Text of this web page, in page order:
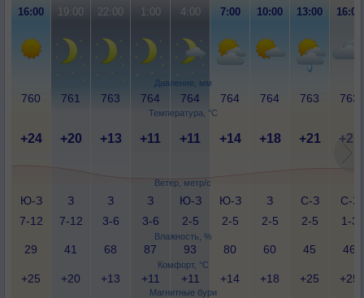
Давление, мм
Температура, °C
Ветер, метр/с
Влажность, %
Комфорт, °C
Магнитные бури
16:00 19:00 22:00 1:00 4:00 7:00 10:00 13:00 16:00
760 761 763 764 764 764 764 763 763
+24 +20 +13 +11 +11 +14 +18 +21 +21
Ю-З
7-12
З
7-12
З
3-6
З
3-6
Ю-З
2-5
Ю-З
2-5
З
2-5
С-З
2-5
С-З
1-3
29 41 68 87 93 80 60 45 46
+25 +20 +13 +11 +11 +14 +18 +25 +25